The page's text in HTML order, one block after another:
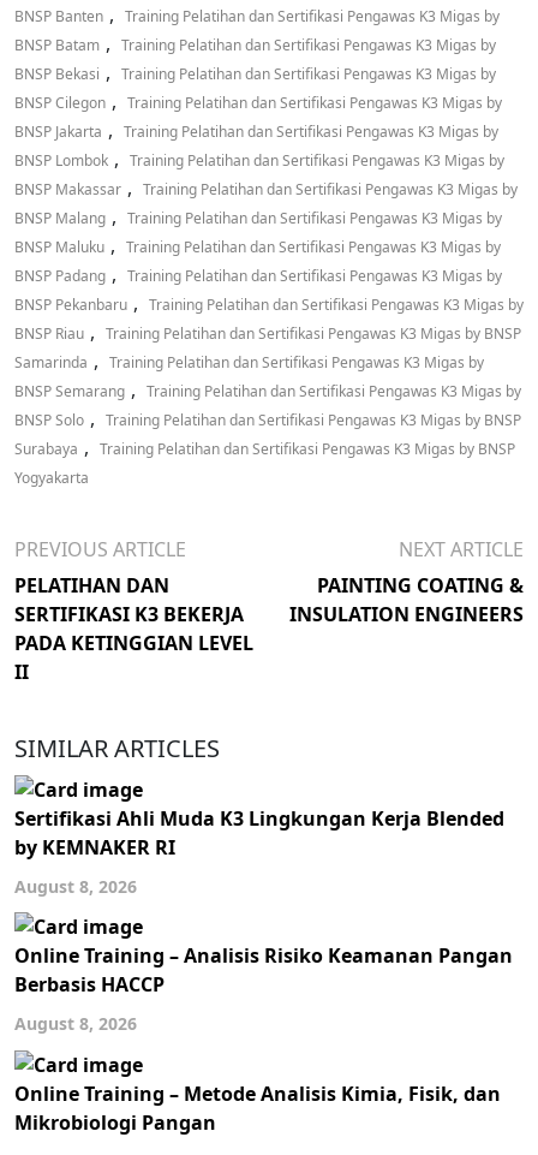
BNSP Banten , Training Pelatihan dan Sertifikasi Pengawas K3 Migas by
BNSP Batam , Training Pelatihan dan Sertifikasi Pengawas K3 Migas by
BNSP Bekasi , Training Pelatihan dan Sertifikasi Pengawas K3 Migas by
BNSP Cilegon , Training Pelatihan dan Sertifikasi Pengawas K3 Migas by
BNSP Jakarta , Training Pelatihan dan Sertifikasi Pengawas K3 Migas by
BNSP Lombok , Training Pelatihan dan Sertifikasi Pengawas K3 Migas by
BNSP Makassar , Training Pelatihan dan Sertifikasi Pengawas K3 Migas by
BNSP Malang , Training Pelatihan dan Sertifikasi Pengawas K3 Migas by
BNSP Maluku , Training Pelatihan dan Sertifikasi Pengawas K3 Migas by
BNSP Padang , Training Pelatihan dan Sertifikasi Pengawas K3 Migas by
BNSP Pekanbaru , Training Pelatihan dan Sertifikasi Pengawas K3 Migas by
BNSP Riau , Training Pelatihan dan Sertifikasi Pengawas K3 Migas by BNSP
Samarinda , Training Pelatihan dan Sertifikasi Pengawas K3 Migas by
BNSP Semarang , Training Pelatihan dan Sertifikasi Pengawas K3 Migas by
BNSP Solo , Training Pelatihan dan Sertifikasi Pengawas K3 Migas by BNSP
Surabaya , Training Pelatihan dan Sertifikasi Pengawas K3 Migas by BNSP
Yogyakarta
PREVIOUS ARTICLE
PELATIHAN DAN
SERTIFIKASI K3 BEKERJA
PADA KETINGGIAN LEVEL
II
NEXT ARTICLE
PAINTING COATING &
INSULATION ENGINEERS
SIMILAR ARTICLES
Sertifikasi Ahli Muda K3 Lingkungan Kerja Blended
by KEMNAKER RI
August 8, 2026
Online Training – Analisis Risiko Keamanan Pangan
Berbasis HACCP
August 8, 2026
Online Training – Metode Analisis Kimia, Fisik, dan
Mikrobiologi Pangan